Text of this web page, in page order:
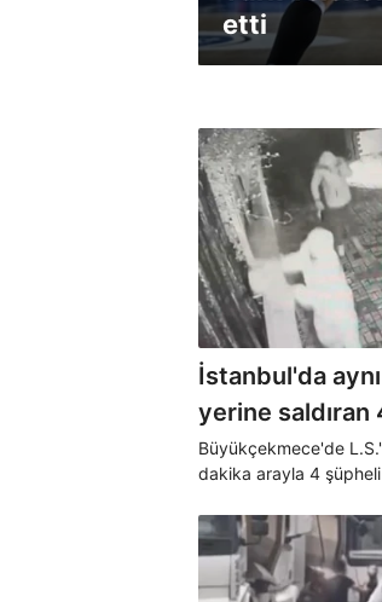
etti
İstanbul'da
yerine saldıran
Büyükçekmece'de
dakika arayla 4 şüpheli
ilgili yapılan
gözaltına alındı.